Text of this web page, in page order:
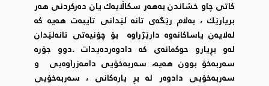
کاتی چاو خشاندن بەهەر سکاڵایەك یان دەرکردنی هەر
بریارێك ، بەلام رێگەی تانە لێدانی تایبەت هەیە کە
لەلایەن یاساکانەوە دارێژراوە بۆ چۆنیەتی تانەلێدان
لەو بڕیارو حوکمانەی کە دادوەردەیدات .دوو جۆرە
سەربەخۆ بوون هەیە، سەربەخۆیی دامەزراوەیی و
سەربەخۆیی دادوەر لە بڕ یارەکانی ، سەربەخۆیی